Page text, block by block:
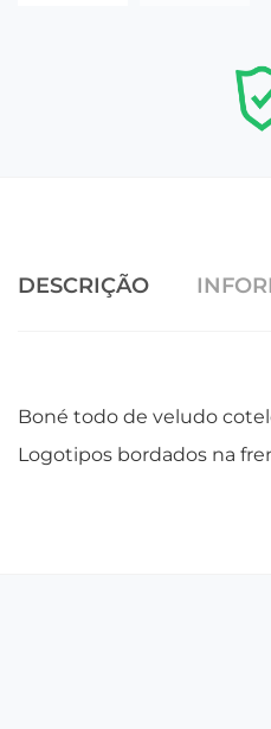
DESCRIÇÃO
Boné todo de veludo
Logotipos bordados na